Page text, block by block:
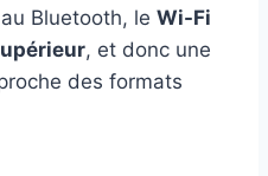
Bluetooth, le Wi-Fi
, et donc une
des formats